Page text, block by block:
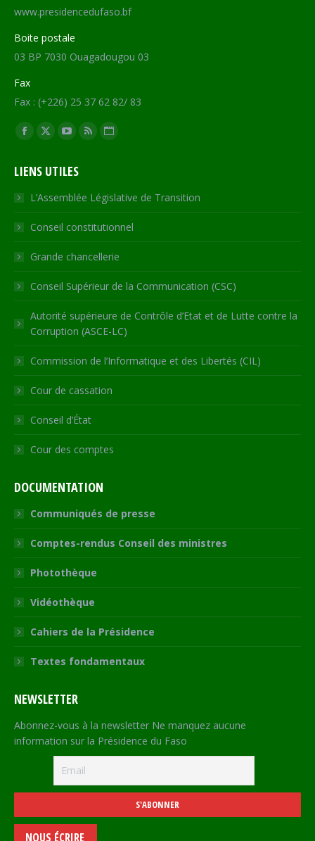
www.presidencedufaso.bf
Boite postale
03 BP 7030 Ouagadougou 03
Fax
Fax : (+226) 25 37 62 82/ 83
Trouvez nous sur :
Facebook
opens
in
new
window
X
opens
in
new
window
YouTube
opens
in
new
window
RSS
in
new
window
Site
opens
in
new
LIENS UTILES
L’Assemblée Législative de Transition
Conseil constitutionnel
Grande chancellerie
Conseil Supérieur de la Communication (CSC)
Autorité supérieure de Contrôle d’Etat et de Lutte contre la
Corruption (ASCE-LC)
Commission de l’Informatique et des Libertés (CIL)
Cour de cassation
Conseil d’État
Cour des comptes
DOCUMENTATION
Communiqués de presse
Comptes-rendus Conseil des ministres
Photothèque
Vidéothèque
Cahiers de la Présidence
Textes fondamentaux
NEWSLETTER
Abonnez-vous à la newsletter Ne manquez aucune
information sur la Présidence du Faso
NOUS ÉCRIRE